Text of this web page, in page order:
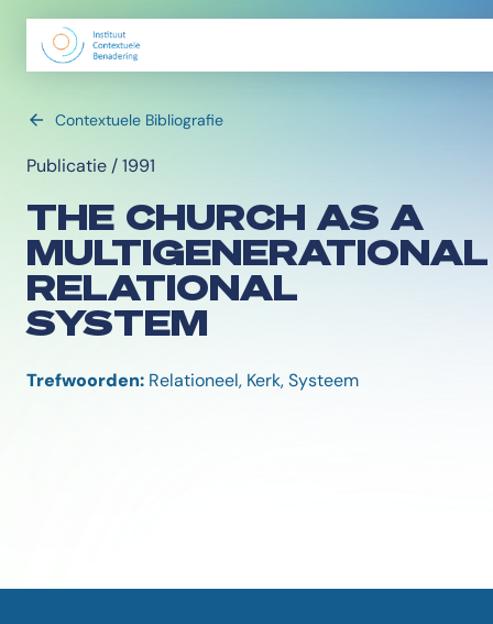
Contextuele Bibliografie
Publicatie / 1991
THE CHURCH AS A
MULTIGENERATIONAL
RELATIONAL
SYSTEM
Trefwoorden: Relationeel, Kerk, Systeem